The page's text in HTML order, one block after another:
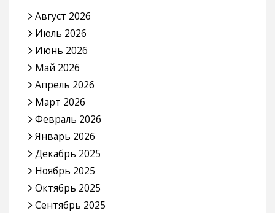
Август 2026
Июль 2026
Июнь 2026
Май 2026
Апрель 2026
Март 2026
Февраль 2026
Январь 2026
Декабрь 2025
Ноябрь 2025
Октябрь 2025
Сентябрь 2025